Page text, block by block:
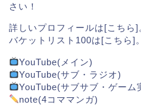
さい！
詳しいプロフィールは[こちら]
バケットリスト100は[こちら]。
YouTube(メイン)
YouTube(サブ・ラジオ)
YouTube(サブサブ・ゲーム
note(4コママンガ)